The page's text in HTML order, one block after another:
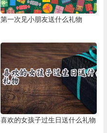
第一次见小朋友送什么礼物
喜欢的女孩子过生日送什么礼物